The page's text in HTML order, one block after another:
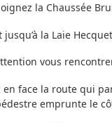
la Chaussée
la Laie
vous
en face la route qui
emprunte le